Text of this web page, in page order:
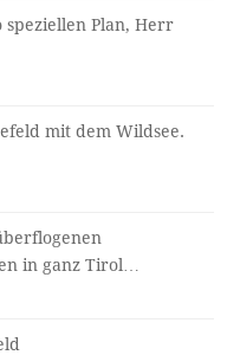
speziellen Plan, Herr
mit dem Wildsee.
in ganz Tirol…